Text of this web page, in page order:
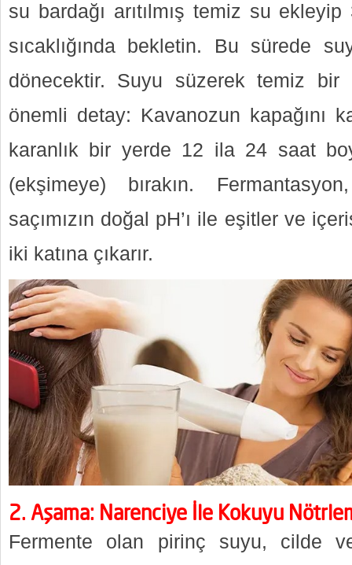
su bardağı arıtılmış temiz su
sıcaklığında bekletin. Bu sürede
dönecektir. Suyu süzerek temiz bir
önemli detay: Kavanozun kapağını
karanlık bir yerde 12 ila 24 saat
(ekşimeye) bırakın.
saçımızın doğal pH’ı ile eşitler ve
iki katına çıkarır.
2. Aşama: Narenciye İle Kokuyu
Fermente olan pirinç suyu, cilde